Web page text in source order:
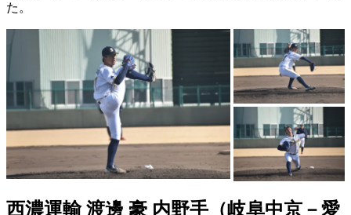
た。
西濃運輸 渡邊 豪 内野手（岐阜中京－愛